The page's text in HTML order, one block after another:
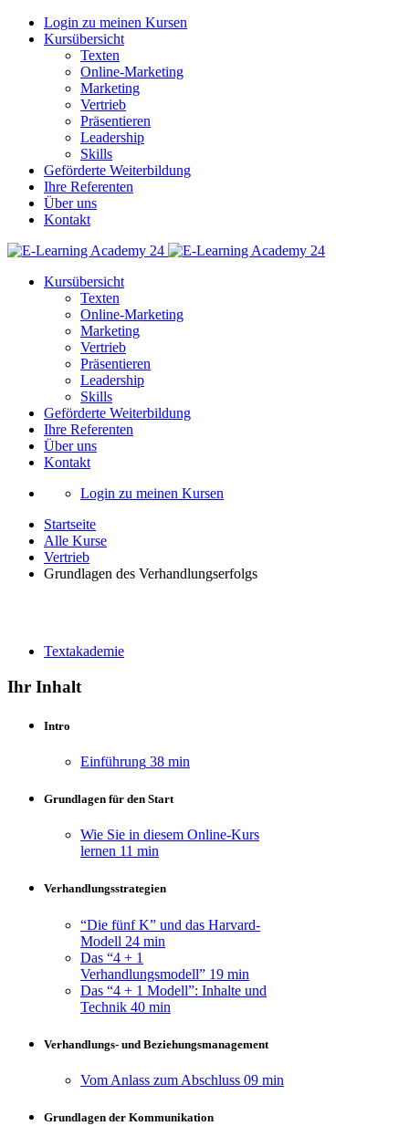
Login zu meinen Kursen
Kursübersicht
Texten
Online-Marketing
Marketing
Vertrieb
Präsentieren
Leadership
Skills
Geförderte Weiterbildung
Ihre Referenten
Über uns
Kontakt
Kursübersicht
Texten
Online-Marketing
Marketing
Vertrieb
Präsentieren
Leadership
Skills
Geförderte Weiterbildung
Ihre Referenten
Über uns
Kontakt
Login zu meinen Kursen
Startseite
Alle Kurse
Vertrieb
Grundlagen des Verhandlungserfolgs
Textakademie
Ihr Inhalt
Intro
Einführung 38 min
Grundlagen für den Start
Wie Sie in diesem Online-Kurs
lernen 11 min
Verhandlungsstrategien
“Die fünf K” und das Harvard-
Modell 24 min
Das “4 + 1
Verhandlungsmodell” 19 min
Das “4 + 1 Modell”: Inhalte und
Technik 40 min
Verhandlungs- und Beziehungsmanagement
Vom Anlass zum Abschluss 09 min
Grundlagen der Kommunikation